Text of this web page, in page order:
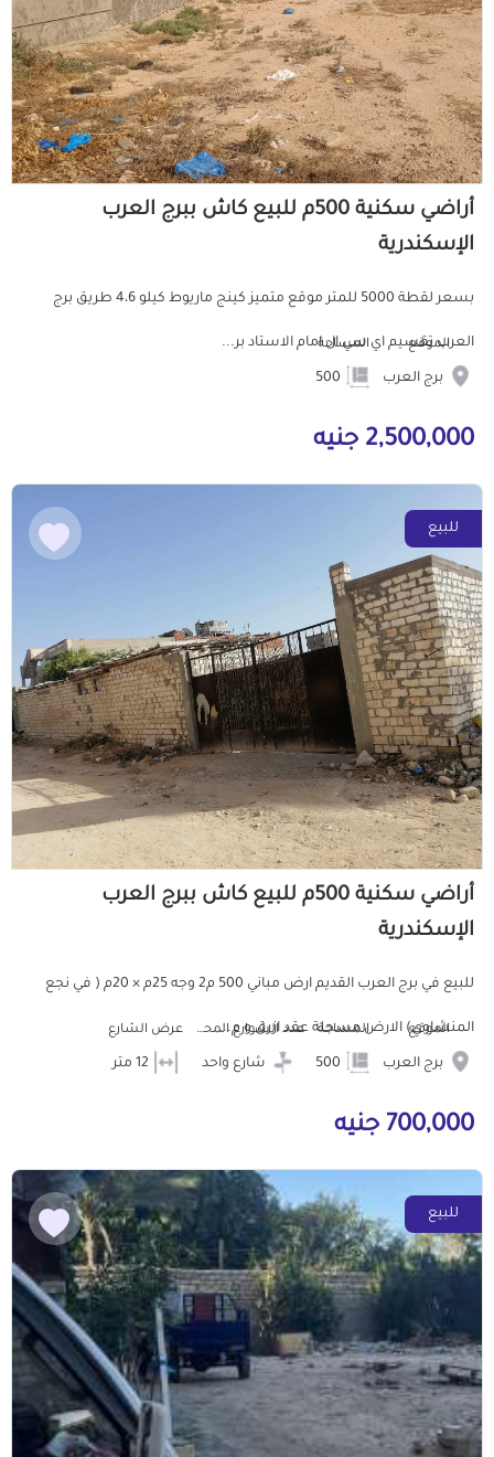
أراضي سكنية 500م للبيع كاش ببرج العرب
الإسكندرية
بسعر لقطة 5000 للمتر موقع متميز كينج ماريوط كيلو 4،6 طريق برج
العرب تقسيم اي سي ال امام الاستاد بر...
الموقع
برج العرب
المساحة
2,500,000 جنيه
للبيع
أراضي سكنية 500م للبيع كاش ببرج العرب
الإسكندرية
للبيع في برج العرب القديم ارض مباني 500 م2 وجه 25م × 20م ( في نجع
المنشاوي) الارض مسجلة عقد ازرق و م...
الموقع
برج العرب
المساحة عدد الشوارع المحيطه
شارع واحد
عرض الشارع
700,000 جنيه
للبيع